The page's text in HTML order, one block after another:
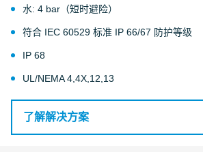
水: 4 bar（短时避险）
符合 IEC 60529 标准 IP 66/67 防护等级
IP 68
UL/NEMA 4,4X,12,13
了解解决方案